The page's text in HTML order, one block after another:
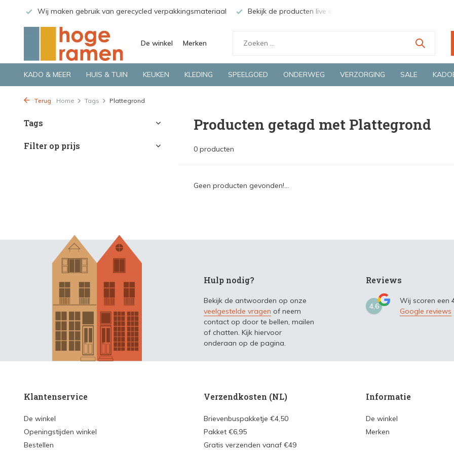
Wij maken gebruik van gerecycled verpakkingsmateriaal Bekijk de producten live in onze winkel in Deventer
De winkel Merken
KADO & MEER HUIS & TUIN KEUKEN KLEDING SPEELGOED ONDERWEG VERZORGING SALE
Terug Home Tags Plattegrond
Tags
Filter op prijs
Producten getagd met Plattegrond
0 producten
Geen producten gevonden!...
Hulp nodig?
Bekijk de antwoorden op onze
veelgestelde vragen of neem
contact op door te bellen, mailen
of chatten. Kijk hiervoor
onderaan op de pagina.
Reviews
4,6
Wij scoren een
Google reviews
Klantenservice
De winkel
Openingstijden winkel
Bestellen
Verzendkosten (NL)
Brievenbuspakketje €4,50
Pakket €6,95
Gratis verzenden vanaf €49
Informatie
De winkel
Merken